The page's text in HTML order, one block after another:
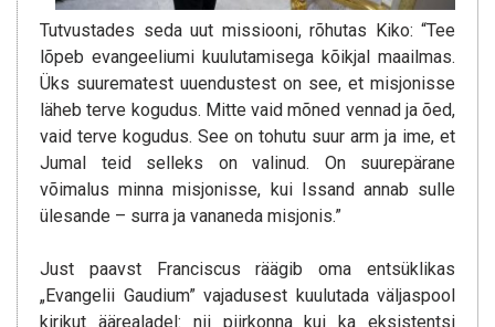
Tutvustades seda uut missiooni, rõhutas Kiko: “Tee
lõpeb evangeeliumi kuulutamisega kõikjal maailmas.
Üks suurematest uuendustest on see, et misjonisse
läheb terve kogudus. Mitte vaid mõned vennad ja õed,
vaid terve kogudus. See on tohutu suur arm ja ime, et
Jumal teid selleks on valinud. On suurepärane
võimalus minna misjonisse, kui Issand annab sulle
ülesande – surra ja vananeda misjonis.”
Just paavst Franciscus räägib oma entsüklikas
„Evangelii Gaudium” vajadusest kuulutada väljaspool
kirikut äärealadel: nii piirkonna kui ka eksistentsi